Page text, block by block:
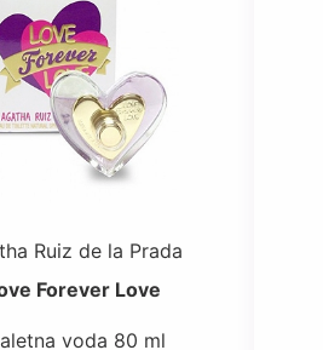
Ruiz de la Prada
Forever Love
voda 80 ml